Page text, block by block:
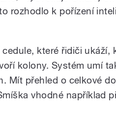
rozhodlo k pořízení
které řidiči ukáží,
kolony. Systém umí
Mít přehled o celkové
vhodné například